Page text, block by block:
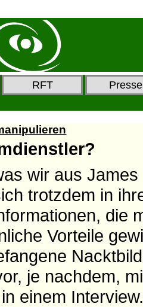
RFT Presse
wir aus James
trotzdem in
die
Vorteile
je nachdem,
einem Interview.